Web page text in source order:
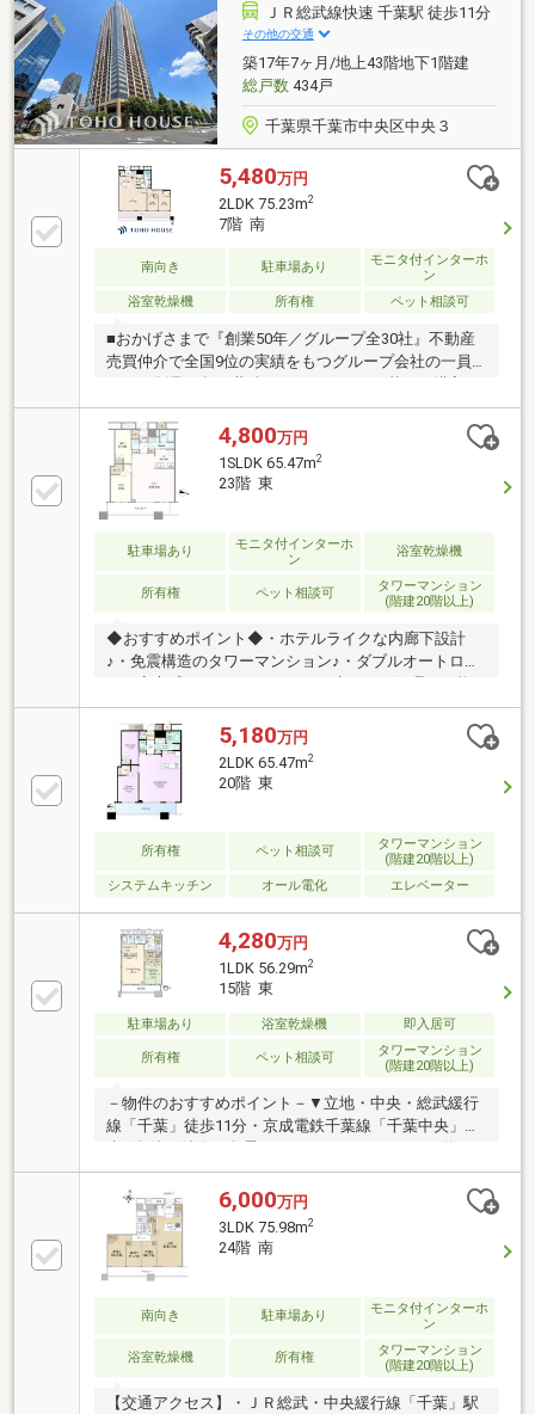
ＪＲ総武線快速 千葉駅 徒歩11分
その他の交通
築17年7ヶ月/地上43階地下1階建
総戸数434戸
千葉県千葉市中央区中央３
5,480万円
2LDK 75.23m2
7階 南
南向き 駐車場あり
モニタ付インターホ
ン
浴室乾燥機
所有権 ペット相談可
■おかげさまで『創業50年／グループ全30社』不動産
売買仲介で全国9位の実績をもつグループ会社の一員
ご売却・お買替え全てをサポート致します！■独自の
FP相談【未来カレンダー】住宅購入の資金計画は未来
を見据えて立てなければいけません。漠然とした不安
や悩みを『見える化』して幸せな未来へのスタートを
切りましょう。■業界初の無料アフターサポート
【TOHO HOUSE CLUB】『住まい』のご購入はゴール
ではなくスタートです。お客様の『住まい』と『暮ら
し』の安心と安全を守るサービスを全て無料で提供し
てます。お気軽にお問合せ下さい！
4,800万円
1SLDK 65.47m2
23階 東
駐車場あり
モニタ付インターホ
ン
浴室乾燥機
所有権 ペット相談可
タワーマンション
(階建20階以上)
◆おすすめポイント◆・ホテルライクな内廊下設計
♪・免震構造のタワーマンション♪・ダブルオートロッ
なディスポーザー付♪・ペット飼育可能（飼育細則あ
り）♪・シアタールーム・ゲストルーム等の共用施設
が充実♪・24時間ゴミ出し可能（各階にダストステー
ションの設置）♪・オール電化の採用・エレベータ4基
あり♪・マンション1階部分には飲食店等の店舗あり♪
千葉都市モノレール 葭川公園駅 徒歩2分京成電鉄千葉
線 千葉中央駅 徒歩4分総武・中央緩行線 千葉駅 徒歩
5,180万円
2LDK 65.47m2
20階 東
所有権 ペット相談可
タワーマンション
(階建20階以上)
システムキッチン
オール電化 エレベーター
4,280万円
1LDK 56.29m2
15階 東
駐車場あり 浴室乾燥機 即入居可
所有権 ペット相談可
タワーマンション
(階建20階以上)
－物件のおすすめポイント－▼立地・中央・総武緩行
線「千葉」徒歩11分・京成電鉄千葉線「千葉中央」徒
帖、対面式キッチン採用・キッチンと洗面室が近く、
家事動線良好・ゲストルーム等の共用施設有・ホテル
ライクな内廊下設計・24時間有人管理・ペット飼育可
能(規則有)・即お引渡し可能(残金精算後)▼設備・オー
ル電化・ダブルオートロック▼周辺環境・業務スーパ
ー千葉中央店 徒歩1分(約40m)■ ご希望の住まい探しを
お手伝いします ━━━━━・・・物件の詳細・ご相談
6,000万円
3LDK 75.98m2
24階 南
南向き 駐車場あり
モニタ付インターホ
ン
浴室乾燥機 所有権
タワーマンション
(階建20階以上)
【交通アクセス】・ＪＲ総武・中央緩行線「千葉」駅